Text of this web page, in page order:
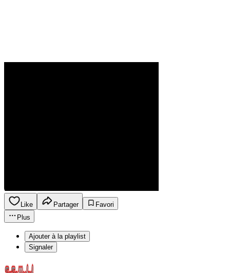
Like Partager
Favori
Plus
Ajouter à la playlist
Signaler